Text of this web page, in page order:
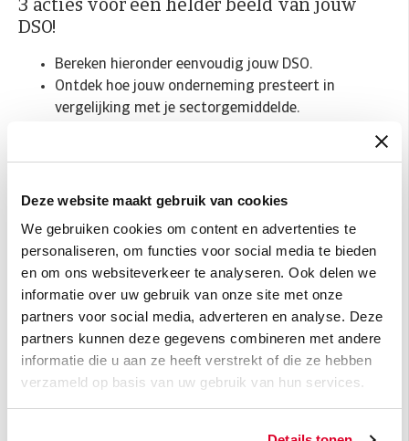
Deze website maakt gebruik van cookies
We gebruiken cookies om content en advertenties te
personaliseren, om functies voor social media te bieden
en om ons websiteverkeer te analyseren. Ook delen we
informatie over uw gebruik van onze site met onze
partners voor social media, adverteren en analyse. Deze
partners kunnen deze gegevens combineren met andere
informatie die u aan ze heeft verstrekt of die ze hebben
verzameld op basis van uw gebruik van hun services.
3 acties voor een helder beeld van jouw
DSO!
Bereken hieronder eenvoudig jouw DSO.
Ontdek hoe jouw onderneming presteert in
vergelijking met je sectorgemiddelde.